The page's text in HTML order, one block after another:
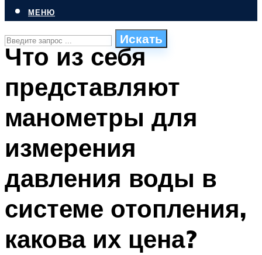
Искать
ПЛАВАНЬЕ ДЛЯ ДЕТЕЙ
БАССЕЙН ДЛЯ ДОМА
МЕНЮ
МЕНЮ
Что из себя
представляют
манометры для
измерения
давления воды в
системе отопления,
какова их цена?